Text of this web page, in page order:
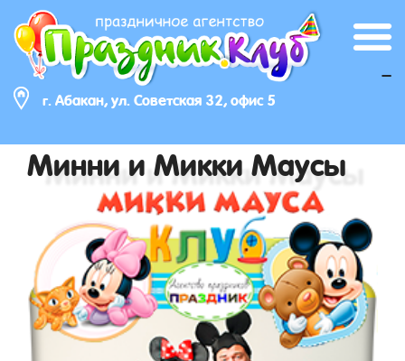
г. Абакан, ул. Советская 32, офис 5
_
Минни и Микки Маусы